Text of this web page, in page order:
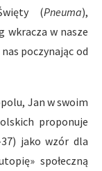
(Pneuma),
wkracza w nasze
poczynając od
Jan w swoim
proponuje
jako wzór dla
społeczną